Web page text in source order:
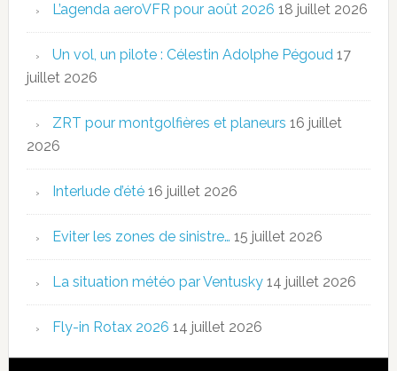
L’agenda aeroVFR pour août 2026 18 juillet 2026
Un vol, un pilote : Célestin Adolphe Pégoud 17
juillet 2026
ZRT pour montgolfières et planeurs 16 juillet
2026
Interlude d’été 16 juillet 2026
Eviter les zones de sinistre… 15 juillet 2026
La situation météo par Ventusky 14 juillet 2026
Fly-in Rotax 2026 14 juillet 2026